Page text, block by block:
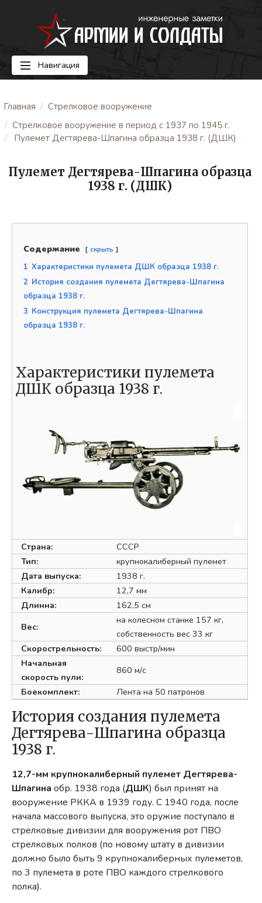
Навигация
Главная
Стрелковое вооружение
Стрелковое вооружение в период с 1937 по 1945 г.
Пулемет Дегтярева-Шпагина образца 1938 г. (ДШК)
Пулемет Дегтярева-Шпагина образца
1938 г. (ДШК)
Содержание скрыть
1 Характеристики пулемета ДШК образца 1938 г.
2 История создания пулемета Дегтярева-Шпагина
образца 1938 г.
3 Конструкция пулемета Дегтярева-Шпагина
образца 1938 г.
Характеристики пулемета
ДШК образца 1938 г.
Страна:
СССР
Тип:
крупнокалиберный пулемет
Дата выпуска:
1938 г.
Калибр:
12,7 мм
Длинна:
162,5 см
Вес:
на колесном станке 157 кг,
собственность вес 33 кг
Скорострельность:
600 выстр/мин
Начальная
скорость пули:
860 м/с
Боекомплект:
Лента на 50 патронов
История создания пулемета
Дегтярева-Шпагина образца
1938 г.
12,7-мм крупнокалиберный пулемет Дегтярева-
Шпагина обр. 1938 года (ДШК) был принят на
вооружение РККА в 1939 году. С 1940 года, после
начала массового выпуска, это оружие поступало в
стрелковые дивизии для вооружения рот ПВО
стрелковых полков (по новому штату в дивизии
должно было быть 9 крупнокалиберных пулеметов,
по 3 пулемета в роте ПВО каждого стрелкового
полка).